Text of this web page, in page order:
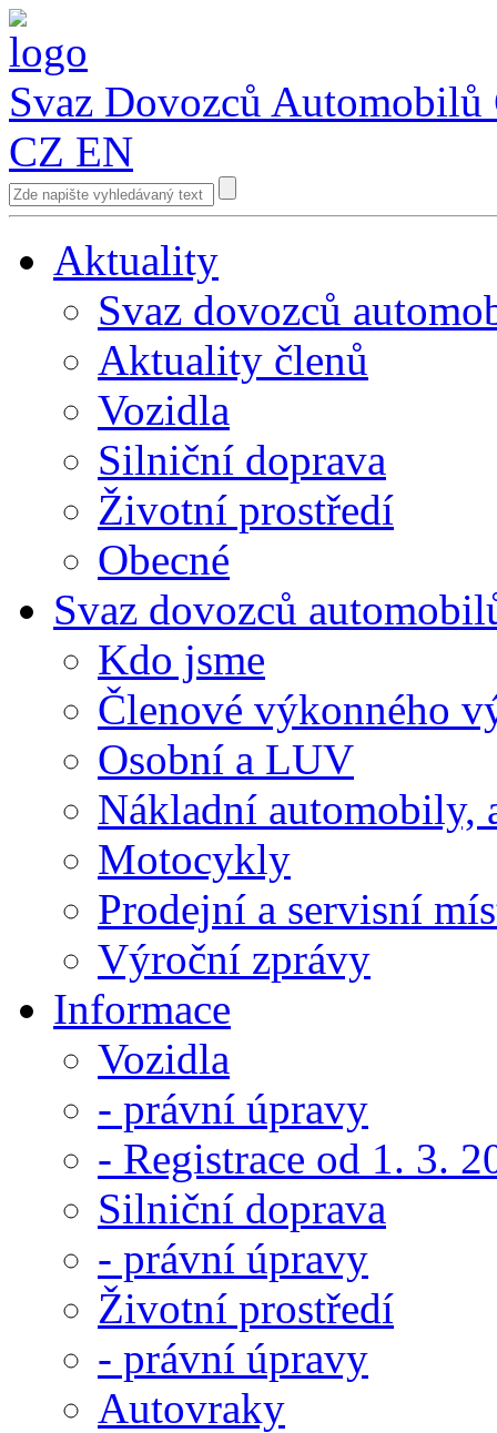
Svaz Dovozců Automobilů
CZ EN
Aktuality
Svaz dovozců
Aktuality členů
Vozidla
Silniční doprava
Životní prostředí
Obecné
Svaz dovozců
Kdo jsme
Členové výkonného
Osobní a LUV
Nákladní automobily,
Motocykly
Prodejní a servisní
Výroční zprávy
Informace
Vozidla
- právní úpravy
- Registrace od 1. 3.
Silniční doprava
- právní úpravy
Životní prostředí
- právní úpravy
Autovraky